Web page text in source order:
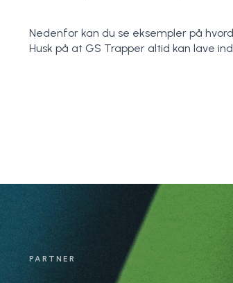
Nedenfor kan du se eksempler på
Husk på at GS Trapper altid kan lave
PARTNER